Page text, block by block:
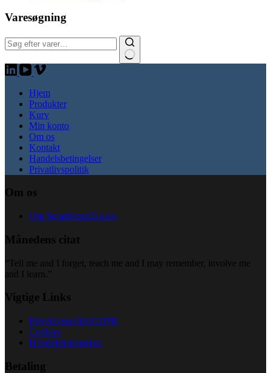
Varesøgning
Hjem
Produkter
Kurv
Min konto
Om os
Kontakt
Handelsbetingelser
Privatlivspolitik
Om os
Om SmartSteps2Learn
Månedens citat
“Tell me and I forget, teach me and I may remember, involve me
and I learn.”
Vigtige Links
Privatlivspolitik/GDPR
Cookies
Handelsbetingelser
Betaling